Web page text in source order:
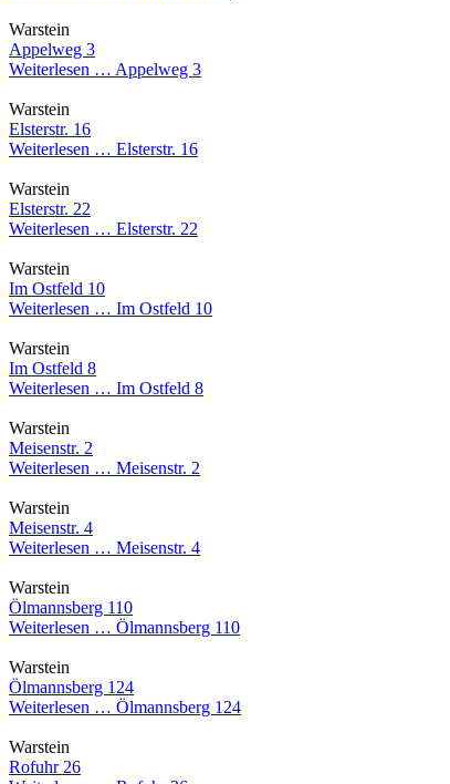
Warstein
Appelweg 3
Weiterlesen … Appelweg 3
Warstein
Elsterstr. 16
Weiterlesen … Elsterstr. 16
Warstein
Elsterstr. 22
Weiterlesen … Elsterstr. 22
Warstein
Im Ostfeld 10
Weiterlesen … Im Ostfeld 10
Warstein
Im Ostfeld 8
Weiterlesen … Im Ostfeld 8
Warstein
Meisenstr. 2
Weiterlesen … Meisenstr. 2
Warstein
Meisenstr. 4
Weiterlesen … Meisenstr. 4
Warstein
Ölmannsberg 110
Weiterlesen … Ölmannsberg 110
Warstein
Ölmannsberg 124
Weiterlesen … Ölmannsberg 124
Warstein
Rofuhr 26